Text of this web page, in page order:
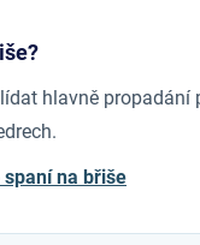
hlavně propadání
na břiše